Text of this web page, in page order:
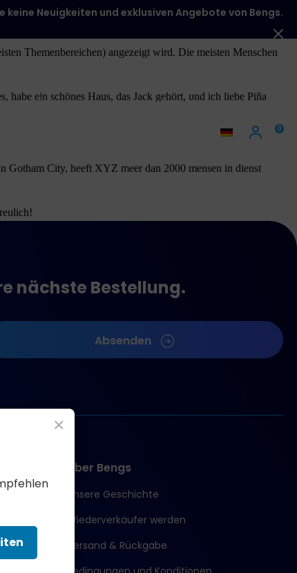
keine Neuigkeiten und exklusiven Angebote von Bengs.
0
Über Bengs Brauchen Sie Beratung?
Themenbereichen) angezeigt wird. Die meisten Menschen
ein schönes Haus, das Jack gehört, und ich liebe Piña
Gotham City, heeft XYZ meer dan 2000 mensen in dienst
nächste Bestellung.
Absenden
Über Bengs
Unsere Geschichte
Wiederverkäufer werden
Versand & Rückgabe
×